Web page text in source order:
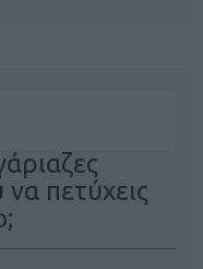
πετύχεις